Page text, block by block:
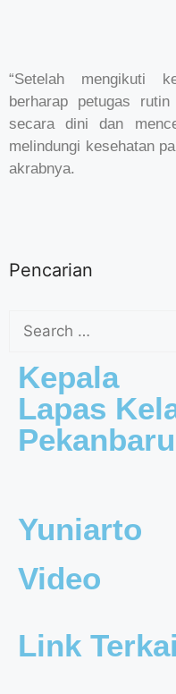
“Setelah mengikuti
berharap petugas
secara dini dan
melindungi kesehatan
akrabnya.
Pencarian
Kepala
Lapas
Pekanbaru
Yuniarto
Video
Link